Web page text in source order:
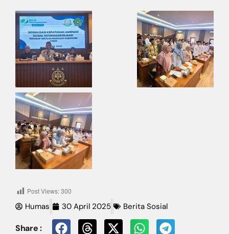
Post Views:300
Humas 30 April 2025 Berita Sosial
Share :